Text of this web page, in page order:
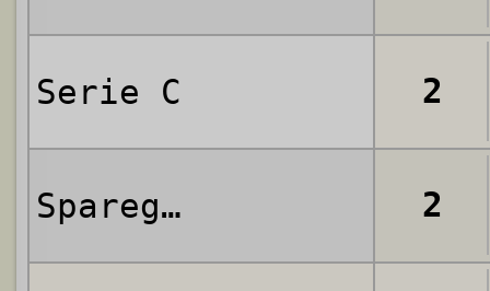
Serie C 2
Spareggi / Finali 2